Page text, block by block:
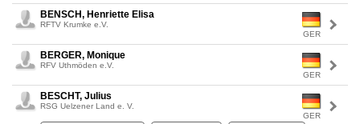
GER
BENSCH, Henriette Elisa
RFTV Krumke e.V.
GER
BERGER, Monique
RFV Uthmöden e.V.
GER
BESCHT, Julius
RSG Uelzener Land e. V.